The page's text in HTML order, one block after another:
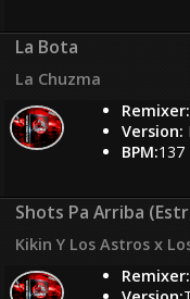
La Bota
La Chuzma
Remixer:
Version:
BPM:137
Shots Pa Arriba
Kikin Y Los Astros x
Remixer: